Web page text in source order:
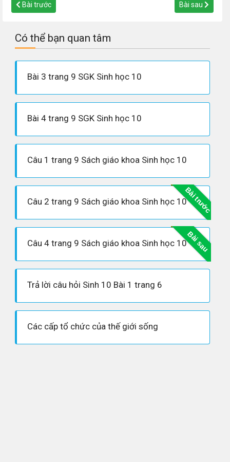
Bài trước Bài sau
Có thể bạn quan tâm
Bài 3 trang 9 SGK Sinh học 10
Bài 4 trang 9 SGK Sinh học 10
Câu 1 trang 9 Sách giáo khoa Sinh học 10
Bài trước
Câu 2 trang 9 Sách giáo khoa Sinh học 10
Bài sau
Câu 4 trang 9 Sách giáo khoa Sinh học 10
Trả lời câu hỏi Sinh 10 Bài 1 trang 6
Các cấp tổ chức của thế giới sống